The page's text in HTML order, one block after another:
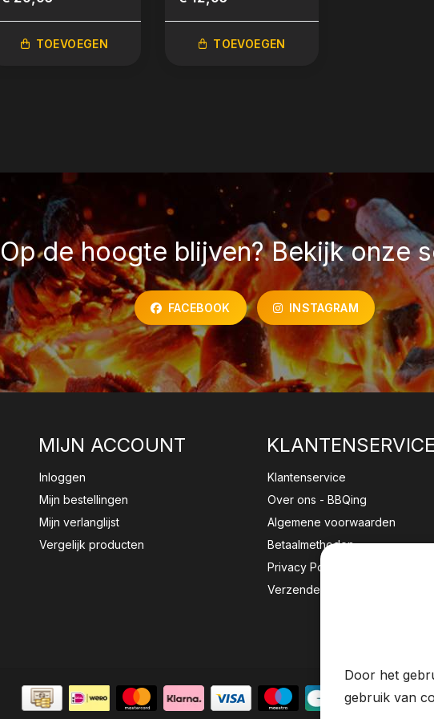
TOEVOEGEN TOEVOEGEN
Op de hoogte blijven? Bekijk onze
FACEBOOK INSTAGRAM
MIJN ACCOUNT
Inloggen
Mijn bestellingen
Mijn verlanglijst
Vergelijk producten
KLANTENSERVICE
Klantenservice
Over ons - BBQing
Algemene voorwaarden
Betaalmethoden
Privacy Policy
Verzenden & retourneren
Door het
gebruik van